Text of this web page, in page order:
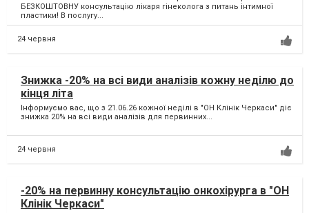
БЕЗКОШТОВНУ консультацію лікаря гінеколога з питань інтимної
пластики! В послугу...
24 червня
Знижка -20% на всі види аналізів кожну неділю до
кінця літа
Інформуємо вас, що з 21.06.26 кожної неділі в "ОН Клінік Черкаси" діє
знижка 20% на всі види аналізів для первинних...
24 червня
-20% на первинну консультацію онкохірурга в "ОН
Клінік Черкаси"